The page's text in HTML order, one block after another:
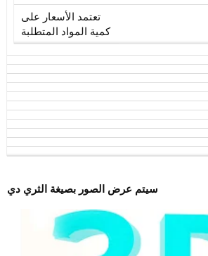
تعتمد الأسعار على
كمية المواد المتطلبة
سيتم عرض الصور بصيغة الثري دي